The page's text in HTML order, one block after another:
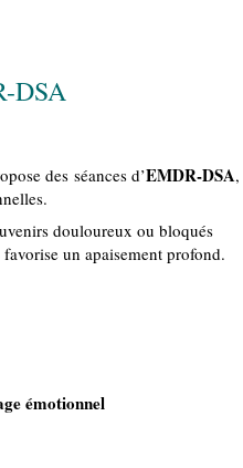
DSA
des séances d’EMDR-DSA,
douloureux ou bloqués
un apaisement profond.
émotionnel